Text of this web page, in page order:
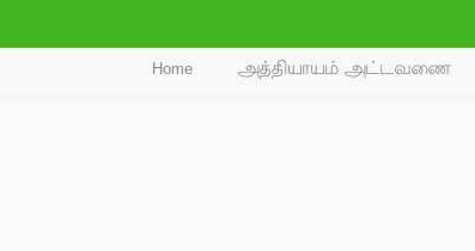
Home அத்தியாயம் அட்டவணை